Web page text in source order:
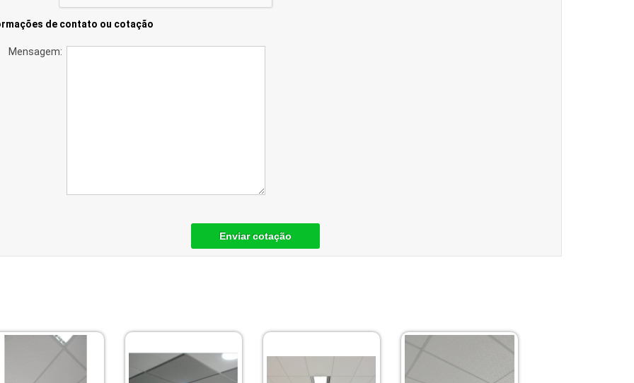
de contato ou cotação
Mensagem:
Enviar cotação